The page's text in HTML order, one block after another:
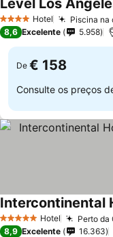
4 EstrelasHotel Piscina na
Level Los
8,6 Excelente 5.958
De € 158
Consulte os preços
5 Estrelas Hotel Perto da
8,9 Excelente 16.363